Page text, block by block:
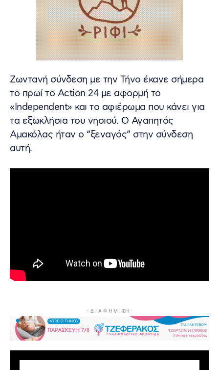
Ζωντανή σύνδεση με την Τήνο έκανε σήμερα
το πρωί το Action 24 με αφορμή το
«Independent» και το αφιέρωμα που κάνει για
τα εξωκλήσια του νησιού. Ο Αγαπητός
Αμακόλας ήταν ο “ξεναγός” στην σύνδεση
αυτή.
- Δ Ι Α Φ Η Μ Ι ΣΗ -